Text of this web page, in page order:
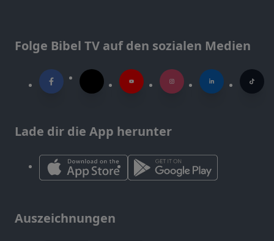
Folge Bibel TV auf den sozialen Medien
Lade dir die App herunter
Auszeichnungen